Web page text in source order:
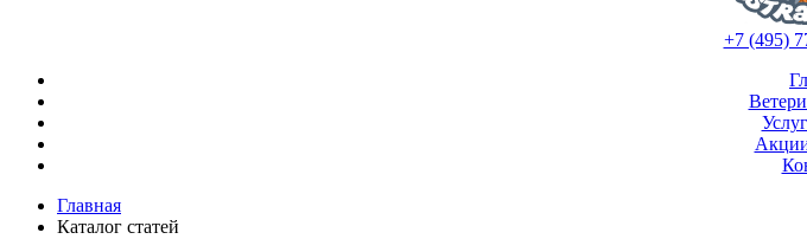
+7 (495)
Главная
Каталог статей